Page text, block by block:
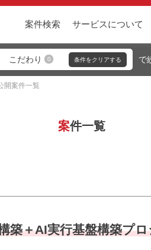
案件検索 サービスについて
こだわり 0
案件一覧
築＋AI実行基盤構築プ
開案件一覧